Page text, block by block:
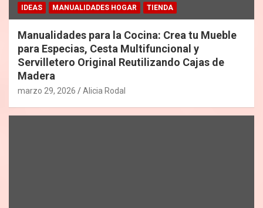
IDEAS
MANUALIDADES HOGAR TIENDA
Manualidades para la Cocina: Crea tu Mueble
para Especias, Cesta Multifuncional y
Servilletero Original Reutilizando Cajas de
Madera
marzo 29, 2026 Alicia Rodal